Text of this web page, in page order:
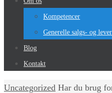
Kompetencer
Generelle salgs- og
Blog
Kontakt
Home
Uncategorized Har du brug